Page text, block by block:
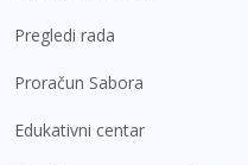
Pregledi rada
Proračun Sabora
Edukativni centar